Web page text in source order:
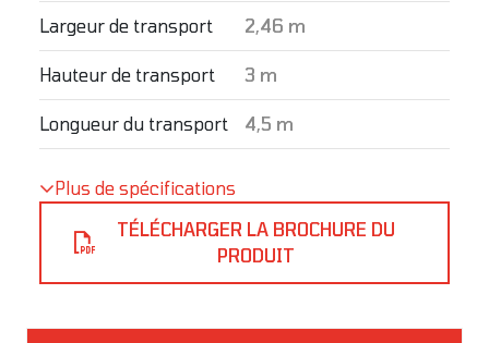
Largeur de transport 2,46 m
Hauteur de transport 3 m
Longueur du transport 4,5 m
Plus de spécifications
TÉLÉCHARGER LA BROCHURE DU
PRODUIT